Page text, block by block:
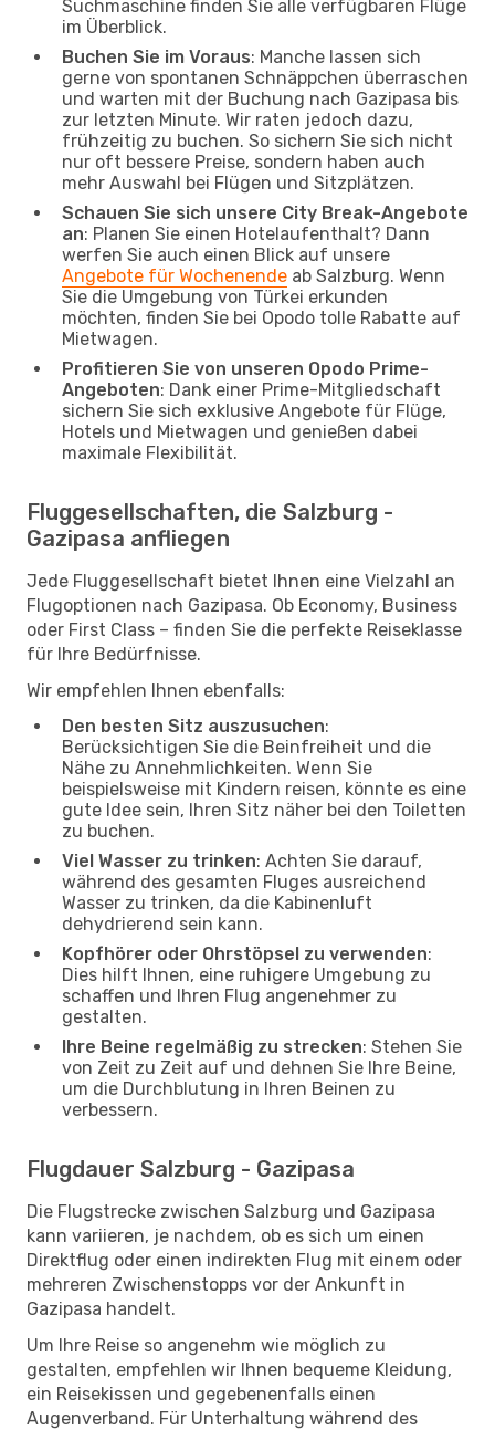
Suchmaschine finden Sie alle verfügbaren Flüge
im Überblick.
Buchen Sie im Voraus: Manche lassen sich
gerne von spontanen Schnäppchen überraschen
und warten mit der Buchung nach Gazipasa bis
zur letzten Minute. Wir raten jedoch dazu,
frühzeitig zu buchen. So sichern Sie sich nicht
nur oft bessere Preise, sondern haben auch
mehr Auswahl bei Flügen und Sitzplätzen.
Schauen Sie sich unsere City Break-Angebote
an: Planen Sie einen Hotelaufenthalt? Dann
werfen Sie auch einen Blick auf unsere
Angebote für Wochenende ab Salzburg. Wenn
Sie die Umgebung von Türkei erkunden
möchten, finden Sie bei Opodo tolle Rabatte auf
Mietwagen.
Profitieren Sie von unseren Opodo Prime-
Angeboten: Dank einer Prime-Mitgliedschaft
sichern Sie sich exklusive Angebote für Flüge,
Hotels und Mietwagen und genießen dabei
maximale Flexibilität.
Fluggesellschaften, die Salzburg -
Gazipasa anfliegen
Jede Fluggesellschaft bietet Ihnen eine Vielzahl an
Flugoptionen nach Gazipasa. Ob Economy, Business
oder First Class – finden Sie die perfekte Reiseklasse
für Ihre Bedürfnisse.
Wir empfehlen Ihnen ebenfalls:
Den besten Sitz auszusuchen:
Berücksichtigen Sie die Beinfreiheit und die
Nähe zu Annehmlichkeiten. Wenn Sie
beispielsweise mit Kindern reisen, könnte es eine
gute Idee sein, Ihren Sitz näher bei den Toiletten
zu buchen.
Viel Wasser zu trinken: Achten Sie darauf,
während des gesamten Fluges ausreichend
Wasser zu trinken, da die Kabinenluft
dehydrierend sein kann.
Kopfhörer oder Ohrstöpsel zu verwenden:
Dies hilft Ihnen, eine ruhigere Umgebung zu
schaffen und Ihren Flug angenehmer zu
gestalten.
Ihre Beine regelmäßig zu strecken: Stehen Sie
von Zeit zu Zeit auf und dehnen Sie Ihre Beine,
um die Durchblutung in Ihren Beinen zu
verbessern.
Flugdauer Salzburg - Gazipasa
Die Flugstrecke zwischen Salzburg und Gazipasa
kann variieren, je nachdem, ob es sich um einen
Direktflug oder einen indirekten Flug mit einem oder
mehreren Zwischenstopps vor der Ankunft in
Gazipasa handelt.
Um Ihre Reise so angenehm wie möglich zu
gestalten, empfehlen wir Ihnen bequeme Kleidung,
ein Reisekissen und gegebenenfalls einen
Augenverband. Für Unterhaltung während des